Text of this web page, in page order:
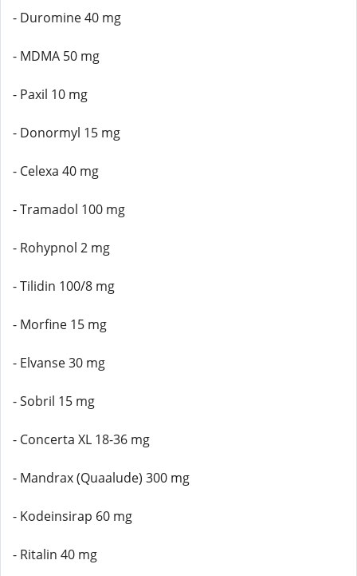
- Duromine 40 mg
- MDMA 50 mg
- Paxil 10 mg
- Donormyl 15 mg
- Celexa 40 mg
- Tramadol 100 mg
- Rohypnol 2 mg
- Tilidin 100/8 mg
- Morfine 15 mg
- Elvanse 30 mg
- Sobril 15 mg
- Concerta XL 18-36 mg
- Mandrax (Quaalude) 300 mg
- Kodeinsirap 60 mg
- Ritalin 40 mg